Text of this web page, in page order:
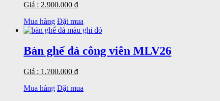
Giá : 2.900.000 đ
Mua hàng Đặt mua
Bàn ghế đá công viên MLV26
Giá : 1.700.000 đ
Mua hàng Đặt mua